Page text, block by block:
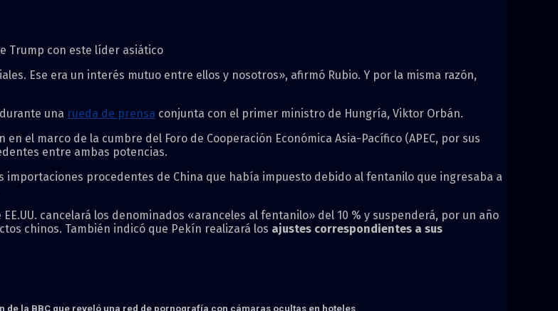
Trump con este líder asiático
Ese era un interés mutuo entre ellos y nosotros», afirmó Rubio. Y por la misma razón,
una rueda de prensa conjunta con el primer ministro de Hungría, Viktor Orbán.
en el marco de la cumbre del Foro de Cooperación Económica Asia-Pacífico (APEC, por sus
entre ambas potencias.
importaciones procedentes de China que había impuesto debido al fentanilo que ingresaba a
EE.UU. cancelará los denominados «aranceles al fentanilo» del 10 % y suspenderá, por un año
chinos. También indicó que Pekín realizará los ajustes correspondientes a sus
la BBC que reveló una red de pornografía con cámaras ocultas en hoteles